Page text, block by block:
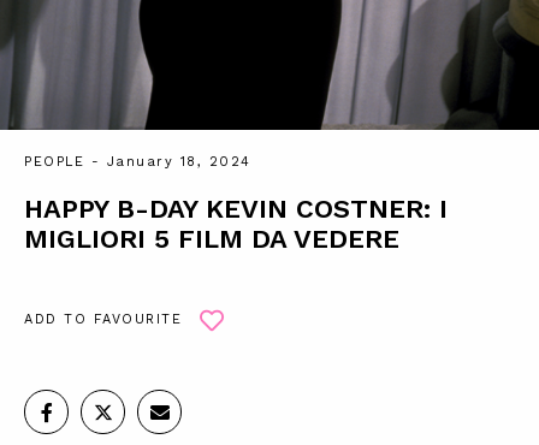
PEOPLE - January 18, 2024
HAPPY B-DAY KEVIN COSTNER: I
MIGLIORI 5 FILM DA VEDERE
ADD TO FAVOURITE